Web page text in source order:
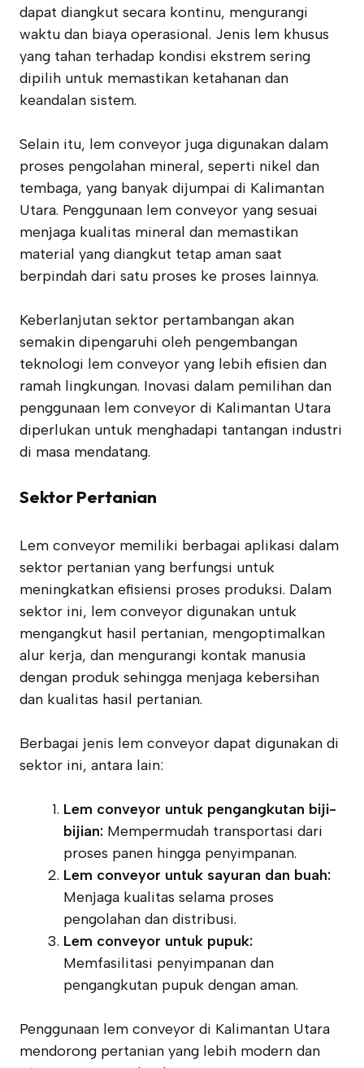
dapat diangkut secara kontinu, mengurangi
waktu dan biaya operasional. Jenis lem khusus
yang tahan terhadap kondisi ekstrem sering
dipilih untuk memastikan ketahanan dan
keandalan sistem.
Selain itu, lem conveyor juga digunakan dalam
proses pengolahan mineral, seperti nikel dan
tembaga, yang banyak dijumpai di Kalimantan
Utara. Penggunaan lem conveyor yang sesuai
menjaga kualitas mineral dan memastikan
material yang diangkut tetap aman saat
berpindah dari satu proses ke proses lainnya.
Keberlanjutan sektor pertambangan akan
semakin dipengaruhi oleh pengembangan
teknologi lem conveyor yang lebih efisien dan
ramah lingkungan. Inovasi dalam pemilihan dan
penggunaan lem conveyor di Kalimantan Utara
diperlukan untuk menghadapi tantangan industri
di masa mendatang.
Sektor Pertanian
Lem conveyor memiliki berbagai aplikasi dalam
sektor pertanian yang berfungsi untuk
meningkatkan efisiensi proses produksi. Dalam
sektor ini, lem conveyor digunakan untuk
mengangkut hasil pertanian, mengoptimalkan
alur kerja, dan mengurangi kontak manusia
dengan produk sehingga menjaga kebersihan
dan kualitas hasil pertanian.
Berbagai jenis lem conveyor dapat digunakan di
sektor ini, antara lain:
Lem conveyor untuk pengangkutan biji-
bijian: Mempermudah transportasi dari
proses panen hingga penyimpanan.
Lem conveyor untuk sayuran dan buah:
Menjaga kualitas selama proses
pengolahan dan distribusi.
Lem conveyor untuk pupuk:
Memfasilitasi penyimpanan dan
pengangkutan pupuk dengan aman.
Penggunaan lem conveyor di Kalimantan Utara
mendorong pertanian yang lebih modern dan